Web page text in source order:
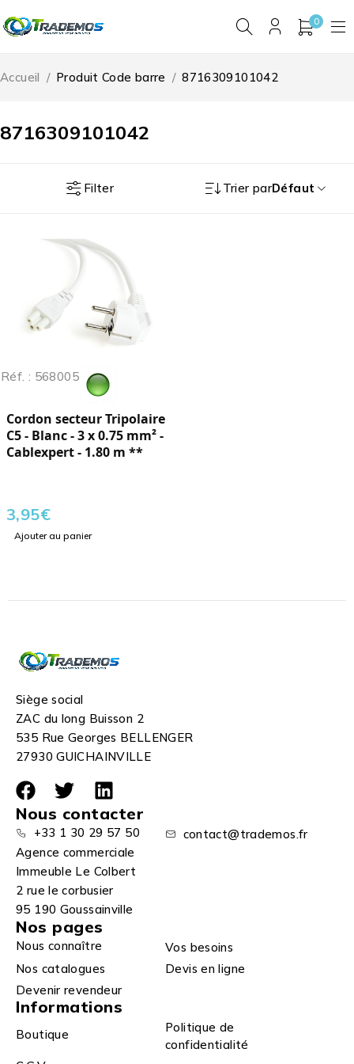
0
8716309101042
Accueil / Produit Code barre / 8716309101042
Filter Trier parDéfaut
Réf. : 568005
Cordon secteur Tripolaire
C5 - Blanc - 3 x 0.75 mm² -
Cablexpert - 1.80 m **
3,95€
Ajouter au panier
Siège social
ZAC du long Buisson 2
535 Rue Georges BELLENGER
27930 GUICHAINVILLE
Nous contacter
+33 1 30 29 57 50
contact@trademos.fr
Agence commerciale
Immeuble Le Colbert
2 rue le corbusier
95 190 Goussainville
Nos pages
Nous connaître
Vos besoins
Nos catalogues
Devis en ligne
Devenir revendeur
Informations
Boutique
Politique de
confidentialité